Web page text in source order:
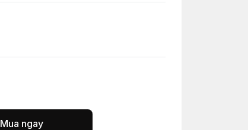
Mua ngay